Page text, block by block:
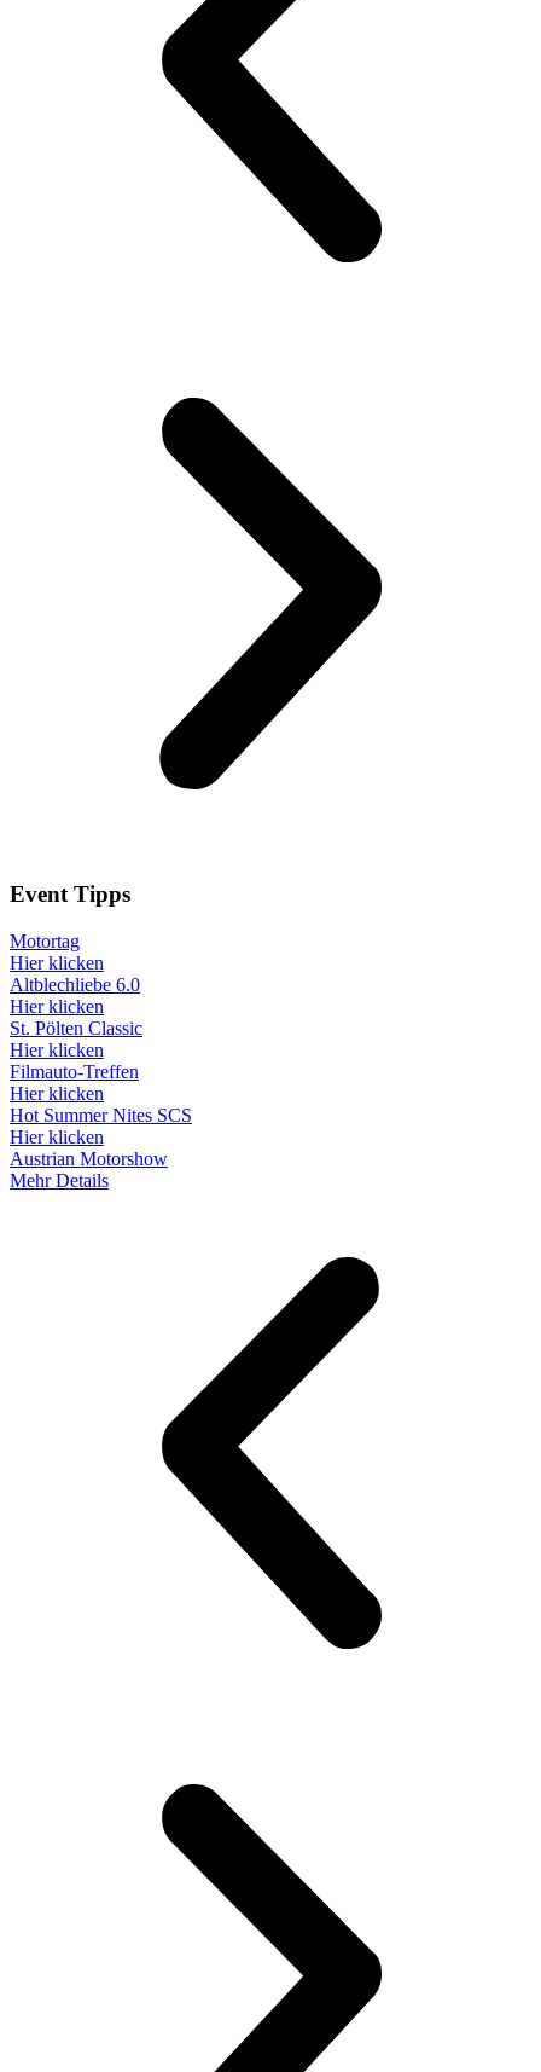
Event Tipps
Motortag
Hier klicken
Altblechliebe 6.0
Hier klicken
St. Pölten Classic
Hier klicken
Filmauto-Treffen
Hier klicken
Hot Summer Nites SCS
Hier klicken
Austrian Motorshow
Mehr Details